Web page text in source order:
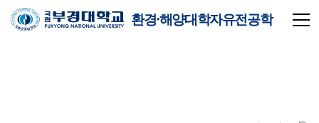
환경·해양대학자유전공학